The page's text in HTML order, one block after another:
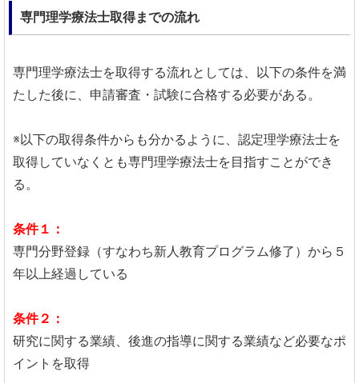
専門理学療法士取得までの流れ
専門理学療法士を取得する流れとしては、以下の条件を満
たした後に、申請審査・試験に合格する必要がある。
※以下の取得条件からも分かるように、認定理学療法士を
取得していなくとも専門理学療法士を目指すことができ
る。
条件１：
専門分野登録（すなわち新人教育プログラム修了）から５
年以上経過している
条件２：
研究に関する業績、後進の指導に関する業績など必要なポ
イントを取得